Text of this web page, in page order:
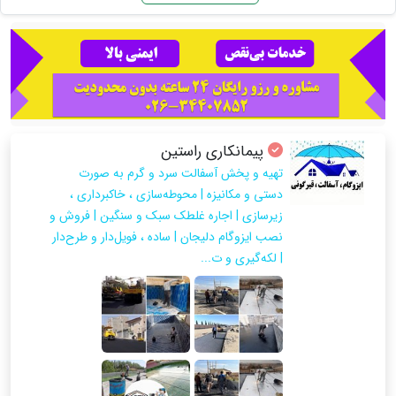
پیمانکاری راستین
تهیه و پخش آسفالت سرد و گرم به‌ صورت
دستی و مکانیزه | محوطه‌سازی ، خاکبرداری ،
زیرسازی | اجاره غلطک سبک و سنگین | فروش و
نصب ایزوگام دلیجان | ساده ، فویل‌دار و طرح‌دار
| لکه‌گیری و ت...